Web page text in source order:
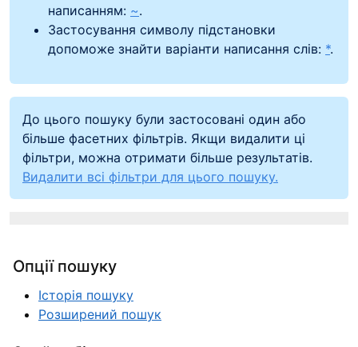
написанням: ~.
Застосування символу підстановки
допоможе знайти варіанти написання слів: *.
До цього пошуку були застосовані один або
більше фасетних фільтрів. Якщи видалити ці
фільтри, можна отримати більше результатів.
Видалити всі фільтри для цього пошуку.
Опції пошуку
Історія пошуку
Розширений пошук